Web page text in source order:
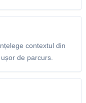
contextul din
de parcurs.